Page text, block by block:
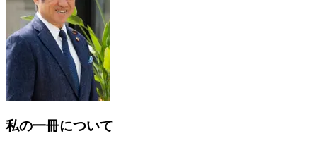
私の一冊について